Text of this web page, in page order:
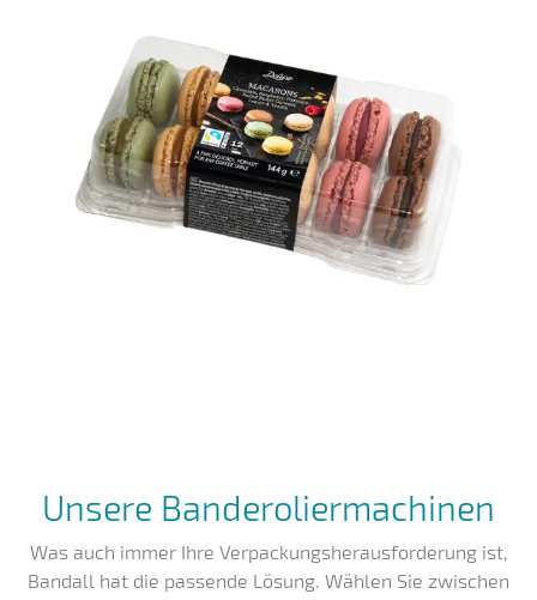
Unsere Banderoliermachinen
Was auch immer Ihre Verpackungsherausforderung ist,
Bandall hat die passende Lösung. Wählen Sie zwischen